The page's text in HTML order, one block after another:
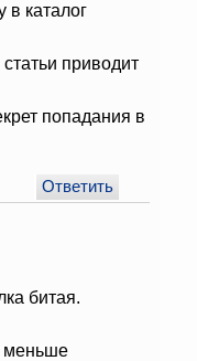
в каталог
приводит
попадания в
Ответить
битая.
меньше